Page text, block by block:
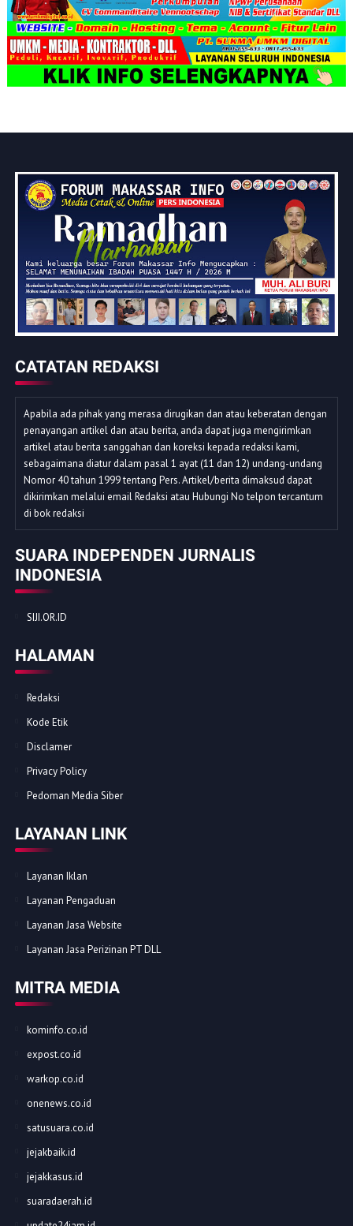
CATATAN REDAKSI
Apabila ada pihak yang merasa dirugikan dan atau keberatan dengan
penayangan artikel dan atau berita, anda dapat juga mengirimkan
artikel atau berita sanggahan dan koreksi kepada redaksi kami,
sebagaimana diatur dalam pasal 1 ayat (11 dan 12) undang-undang
Nomor 40 tahun 1999 tentang Pers. Artikel/berita dimaksud dapat
dikirimkan melalui email Redaksi atau Hubungi No telpon tercantum
di bok redaksi
SUARA INDEPENDEN JURNALIS
INDONESIA
SIJI.OR.ID
HALAMAN
Redaksi
Kode Etik
Disclamer
Privacy Policy
Pedoman Media Siber
LAYANAN LINK
Layanan Iklan
Layanan Pengaduan
Layanan Jasa Website
Layanan Jasa Perizinan PT DLL
MITRA MEDIA
kominfo.co.id
expost.co.id
warkop.co.id
onenews.co.id
satusuara.co.id
jejakbaik.id
jejakkasus.id
suaradaerah.id